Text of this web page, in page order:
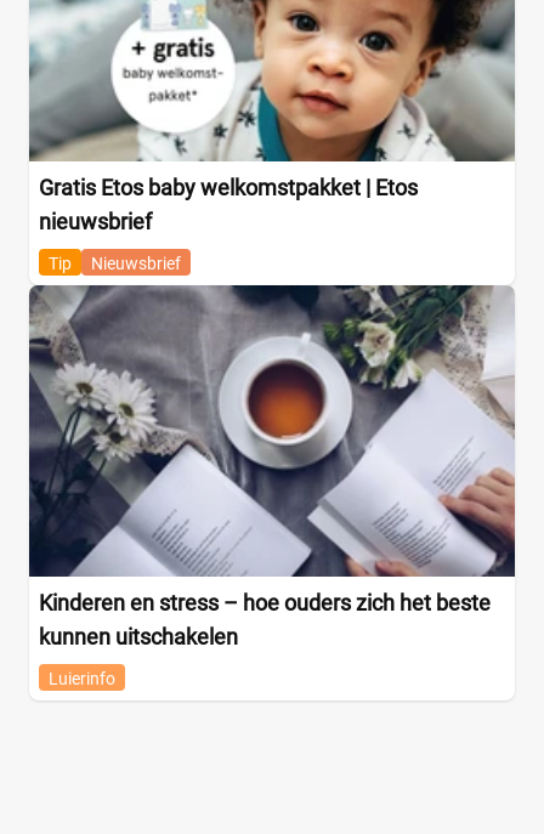
Gratis Etos baby welkomstpakket | Etos
nieuwsbrief
Tip Nieuwsbrief
Kinderen en stress – hoe ouders zich het beste
kunnen uitschakelen
Luierinfo